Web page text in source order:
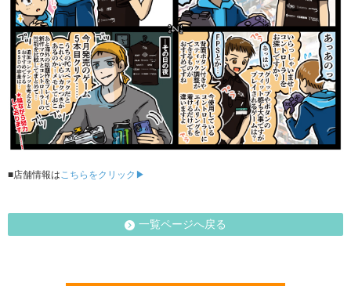
■店舗情報はこちらをクリック▶
一覧ページへ戻る